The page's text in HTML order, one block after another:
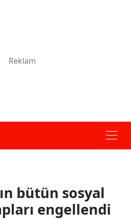
bütün sosyal
engellendi